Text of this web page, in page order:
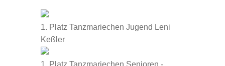
1. Platz Tanzmariechen Jugend Leni
Keßler
1. Platz Tanzmariechen Senioren -